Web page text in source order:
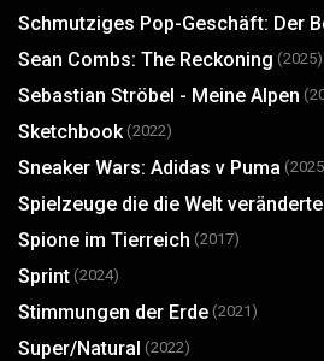
Schmutziges Pop-Geschäft: Der
Sean Combs: The Reckoning (2025)
Sebastian Ströbel - Meine Alpen
Sketchbook (2022)
Sneaker Wars: Adidas v Puma
Spielzeuge die die Welt
Spione im Tierreich (2017)
Sprint (2024)
Stimmungen der Erde (2021)
Super/​Natural (2022)